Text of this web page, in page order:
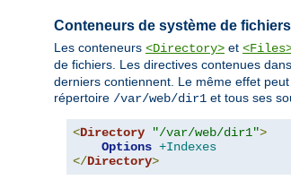
Conteneurs de système de fichiers
Les conteneurs <Directory> et
de fichiers. Les directives contenues
derniers contiennent. Le même effet
répertoire /var/web/dir1 et tous ses
<Directory "/var/web/dir1">
Options +Indexes
</Directory>